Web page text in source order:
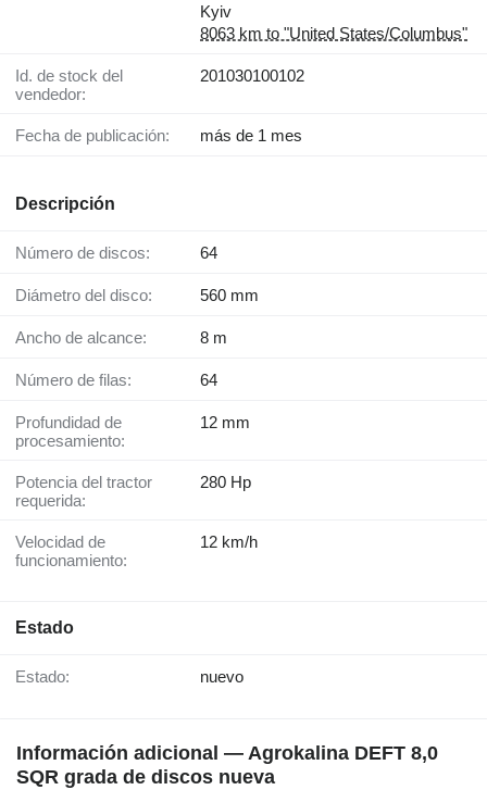
Kyiv
8063 km to "United States/Columbus"
Id. de stock del
vendedor:
201030100102
Fecha de publicación: más de 1 mes
Descripción
Número de discos: 64
Diámetro del disco: 560 mm
Ancho de alcance: 8 m
Número de filas: 64
Profundidad de
procesamiento:
12 mm
Potencia del tractor
requerida:
280 Hp
Velocidad de
funcionamiento:
12 km/h
Estado
Estado: nuevo
Información adicional — Agrokalina DEFT 8,0
SQR grada de discos nueva